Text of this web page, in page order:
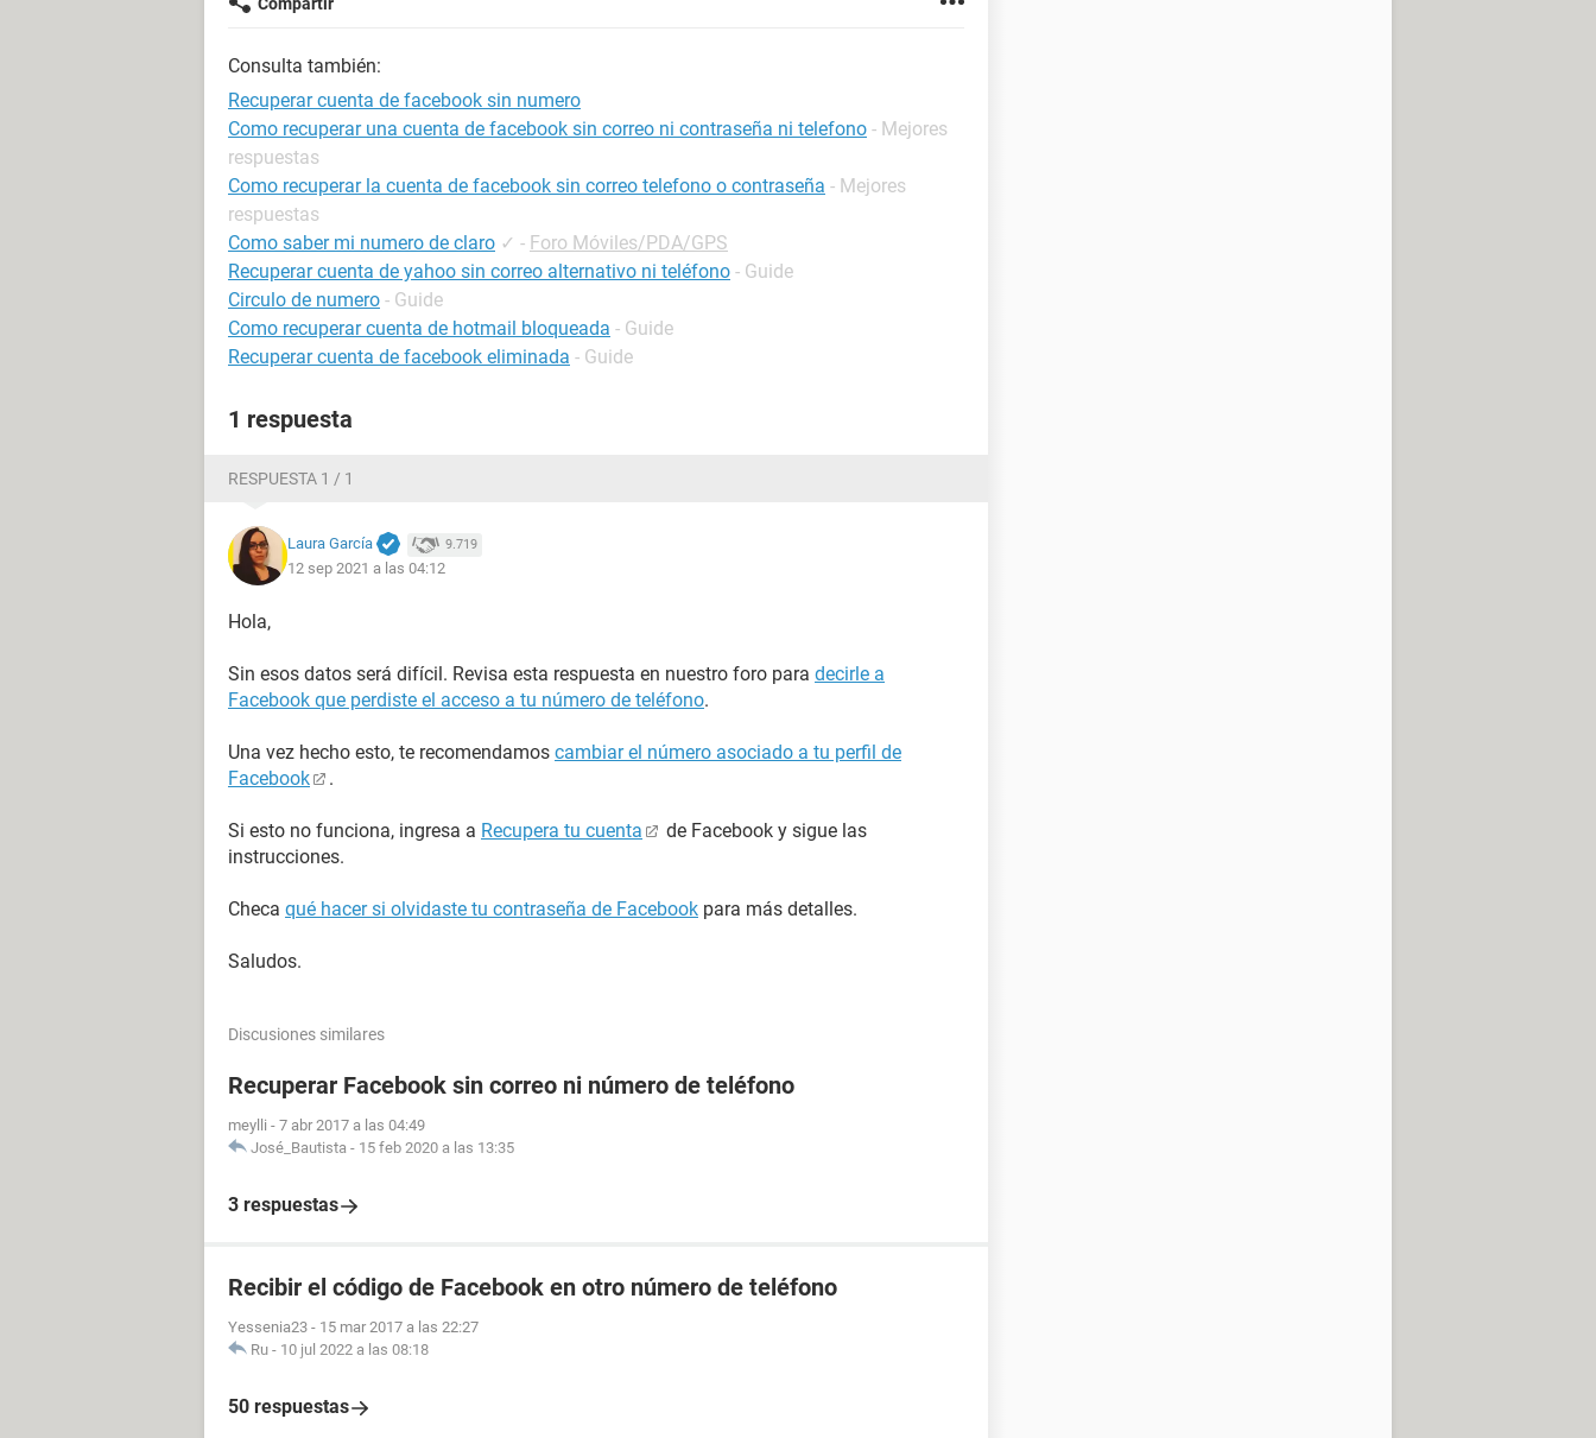
Consulta también:
Recuperar cuenta de facebook sin numero
Como recuperar una cuenta de facebook sin correo ni contraseña ni telefono - Mejores
respuestas
Como recuperar la cuenta de facebook sin correo telefono o contraseña - Mejores
respuestas
Como saber mi numero de claro ✓ - Foro Móviles/PDA/GPS
Recuperar cuenta de yahoo sin correo alternativo ni teléfono - Guide
Circulo de numero - Guide
Como recuperar cuenta de hotmail bloqueada - Guide
Recuperar cuenta de facebook eliminada - Guide
1 respuesta
RESPUESTA 1 / 1
Laura García 9.719
12 sep 2021 a las 04:12
Hola,
Sin esos datos será difícil. Revisa esta respuesta en nuestro foro para decirle a
Facebook que perdiste el acceso a tu número de teléfono.
Una vez hecho esto, te recomendamos cambiar el número asociado a tu perfil de
Facebook
.
Si esto no funciona, ingresa a Recupera tu cuenta
de Facebook y sigue las
instrucciones.
Checa qué hacer si olvidaste tu contraseña de Facebook para más detalles.
Saludos.
Discusiones similares
Recuperar Facebook sin correo ni número de teléfono
meylli - 7 abr 2017 a las 04:49
José_Bautista - 15 feb 2020 a las 13:35
3 respuestas
Recibir el código de Facebook en otro número de teléfono
Yessenia23 - 15 mar 2017 a las 22:27
Ru - 10 jul 2022 a las 08:18
50 respuestas